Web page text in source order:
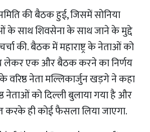
की बैठक हुई, जिसमें सोनिया
के साथ शिवसेना के साथ जाने के मुद्दे
की. बैठक में महाराष्ट्र के नेताओं को
लेकर एक और बैठक करने का निर्णय
वरिष्ठ नेता मल्लिकार्जुन खड़गे ने कहा
नेताओं को दिल्ली बुलाया गया है और
करके ही कोई फैसला लिया जाएगा.